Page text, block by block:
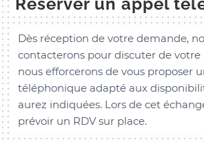
Réserver un appel
Dès réception de votre demande,
contacterons pour discuter de votre
nous efforcerons de vous proposer
téléphonique adapté aux
aurez indiquées. Lors de cet
prévoir un RDV sur place.